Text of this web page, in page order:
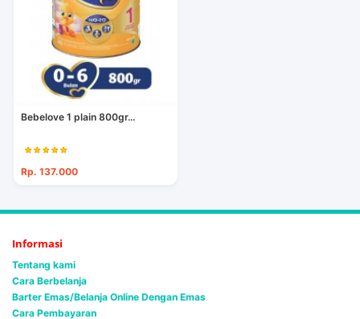
Bebelove 1 plain 800gr...
Rp. 137.000
Informasi
Tentang kami
Cara Berbelanja
Barter Emas/Belanja Online Dengan Emas
Cara Pembayaran